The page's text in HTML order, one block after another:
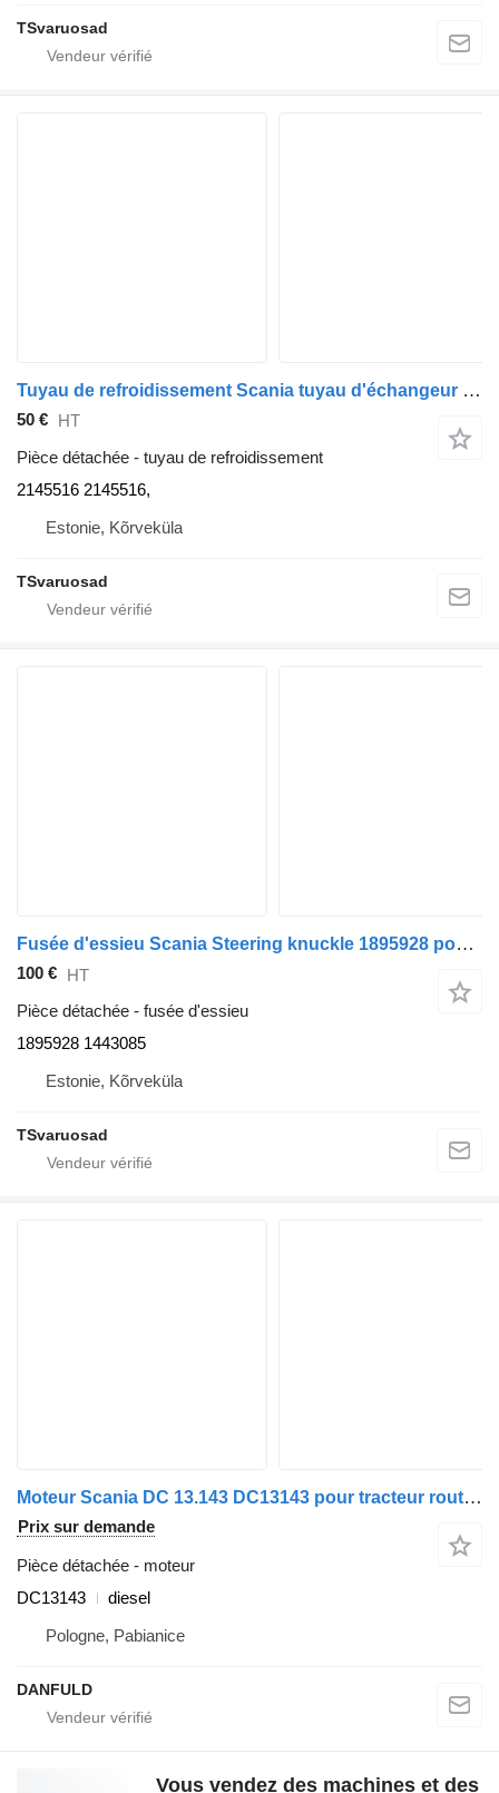
TSvaruosad
Tuyau de refroidissement Scania tuyau d'échangeur thermique 2145516 pour tracteur routier Scania G450
50 € HT
Pièce détachée - tuyau de refroidissement
2145516 2145516,
Estonie, Kõrveküla
TSvaruosad
Fusée d'essieu Scania Steering knuckle 1895928 pour tracteur routier Scania G450
100 € HT
Pièce détachée - fusée d'essieu
1895928 1443085
Estonie, Kõrveküla
TSvaruosad
Moteur Scania DC 13.143 DC13143 pour tracteur routier Scania G 450, P 450, R 450, S 450
Prix sur demande
Pièce détachée - moteur
DC13143
diesel
Pologne, Pabianice
DANFULD
Vous vendez des machines et des